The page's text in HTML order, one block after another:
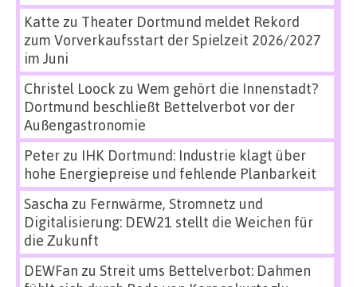
Katte zu Theater Dortmund meldet Rekord
zum Vorverkaufsstart der Spielzeit 2026/2027
im Juni
Christel Loock zu Wem gehört die Innenstadt?
Dortmund beschließt Bettelverbot vor der
Außengastronomie
Peterzu IHK Dortmund: Industrie klagt über
hohe Energiepreise und fehlende Planbarkeit
Sascha zu Fernwärme, Stromnetz und
Digitalisierung: DEW21 stellt die Weichen für
die Zukunft
DEWFan zu Streit ums Bettelverbot: Dahmen